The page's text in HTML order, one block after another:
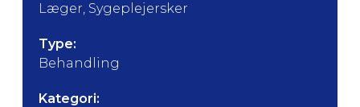
Læger, Sygeplejersker
Type:
Behandling
Kategori: